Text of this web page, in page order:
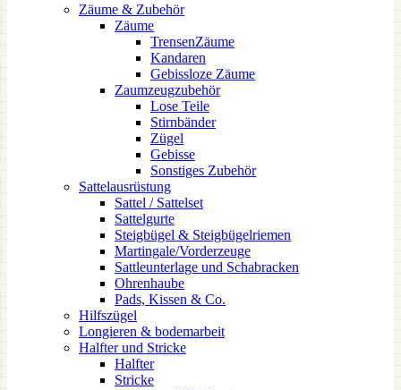
Zäume & Zubehör
Zäume
TrensenZäume
Kandaren
Gebissloze Zäume
Zaumzeugzubehör
Lose Teile
Stirnbänder
Zügel
Gebisse
Sonstiges Zubehör
Sattelausrüstung
Sattel / Sattelset
Sattelgurte
Steigbügel & Steigbügelriemen
Martingale/Vorderzeuge
Sattleunterlage und Schabracken
Ohrenhaube
Pads, Kissen & Co.
Hilfszügel
Longieren & bodemarbeit
Halfter und Stricke
Halfter
Stricke